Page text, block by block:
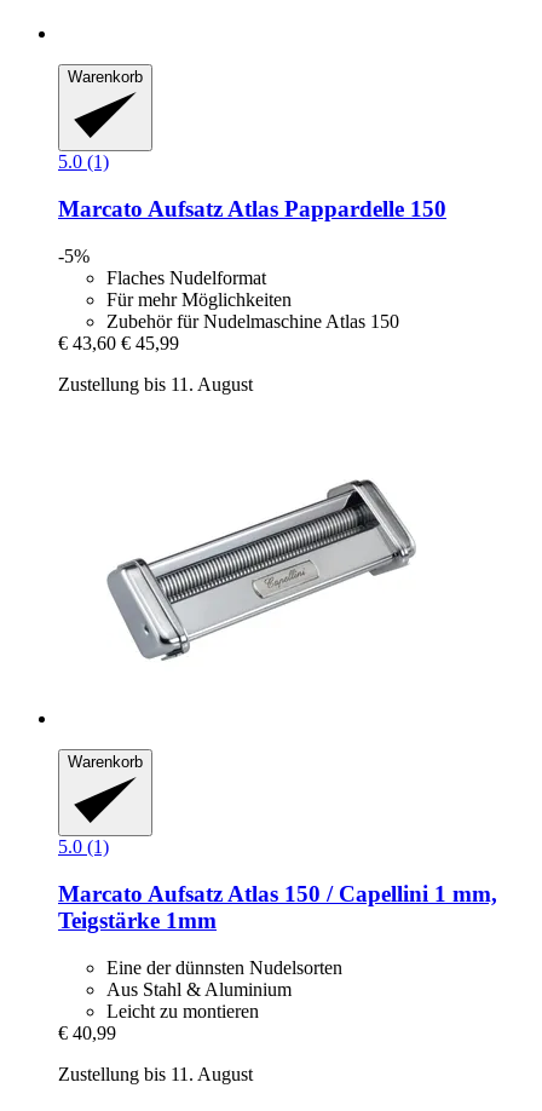
Warenkorb
5.0 (1)
Marcato Aufsatz Atlas Pappardelle 150
-5%
Flaches Nudelformat
Für mehr Möglichkeiten
Zubehör für Nudelmaschine Atlas 150
€ 43,60 € 45,99
Zustellung bis 11. August
Warenkorb
5.0 (1)
Marcato Aufsatz Atlas 150 / Capellini 1 mm,
Teigstärke 1mm
Eine der dünnsten Nudelsorten
Aus Stahl & Aluminium
Leicht zu montieren
€ 40,99
Zustellung bis 11. August